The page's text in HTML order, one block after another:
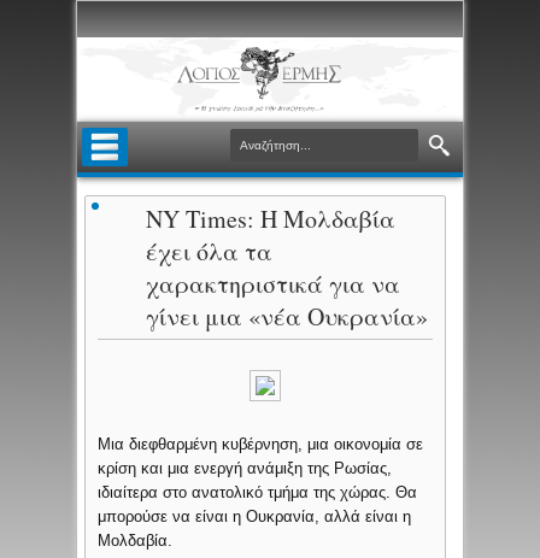
NY Times: Η Μολδαβία
έχει όλα τα
χαρακτηριστικά για να
γίνει μια «νέα Ουκρανία»
Μια διεφθαρμένη κυβέρνηση, μια οικονομία σε
κρίση και μια ενεργή ανάμιξη της Ρωσίας,
ιδιαίτερα στο ανατολικό τμήμα της χώρας. Θα
μπορούσε να είναι η Ουκρανία, αλλά είναι η
Μολδαβία.